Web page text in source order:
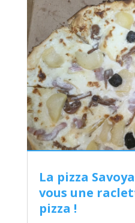
La pizza
vous une
pizza !